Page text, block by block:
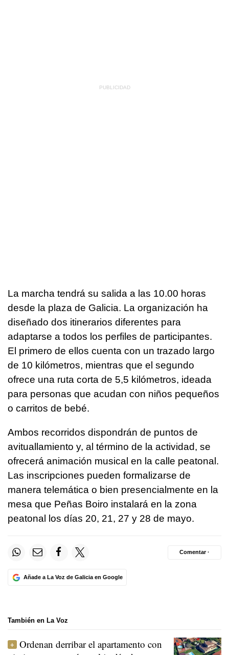
La marcha tendrá su salida a las 10.00 horas
desde la plaza de Galicia. La organización ha
diseñado dos itinerarios diferentes para
adaptarse a todos los perfiles de participantes.
El primero de ellos cuenta con un trazado largo
de 10 kilómetros, mientras que el segundo
ofrece una ruta corta de 5,5 kilómetros, ideada
para personas que acudan con niños pequeños
o carritos de bebé.
Ambos recorridos dispondrán de puntos de
avituallamiento y, al término de la actividad, se
ofrecerá animación musical en la calle peatonal.
Las inscripciones pueden formalizarse de
manera telemática o bien presencialmente en la
mesa que Peñas Boiro instalará en la zona
peatonal los días 20, 21, 27 y 28 de mayo.
Añade a La Voz de Galicia en Google
Comentar ·
También en La Voz
Ordenan derribar el apartamento con